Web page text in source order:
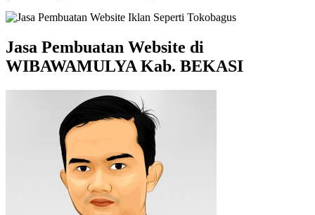
Jasa Pembuatan Website di
WIBAWAMULYA Kab. BEKASI